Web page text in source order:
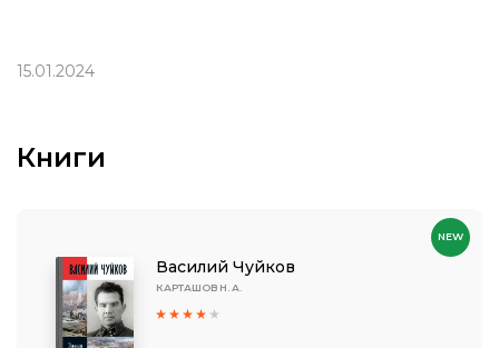
15.01.2024
Книги
Василий Чуйков
КАРТАШОВ Н. А.
NEW